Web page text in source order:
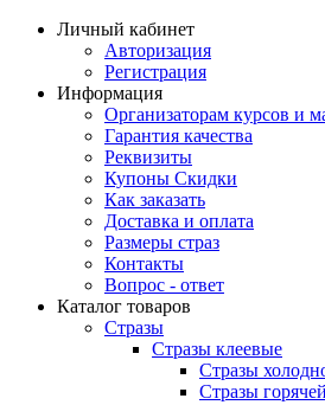
Личный кабинет
Авторизация
Регистрация
Информация
Организаторам курсов и
Гарантия качества
Реквизиты
Купоны Скидки
Как заказать
Доставка и оплата
Размеры страз
Контакты
Вопрос - ответ
Каталог товаров
Стразы
Стразы клеевые
Стразы
Стразы